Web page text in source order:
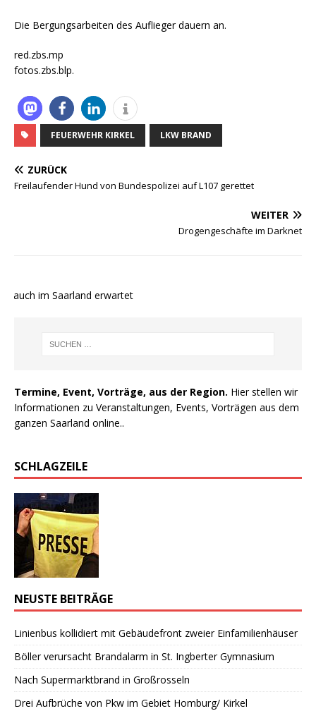
Die Bergungsarbeiten des Auflieger dauern an.
red.zbs.mp
fotos.zbs.blp.
FEUERWEHR KIRKEL LKW BRAND
ZURÜCK
Freilaufender Hund von Bundespolizei auf L107 gerettet
WEITER
Drogengeschäfte im Darknet
auch im Saarland erwartet
Termine, Event, Vorträge, aus der Region. Hier stellen wir
Informationen zu Veranstaltungen, Events, Vorträgen aus dem
ganzen Saarland online..
SCHLAGZEILE
NEUSTE BEITRÄGE
Linienbus kollidiert mit Gebäudefront zweier Einfamilienhäuser
Böller verursacht Brandalarm in St. Ingberter Gymnasium
Nach Supermarktbrand in Großrosseln
Drei Aufbrüche von Pkw im Gebiet Homburg/ Kirkel